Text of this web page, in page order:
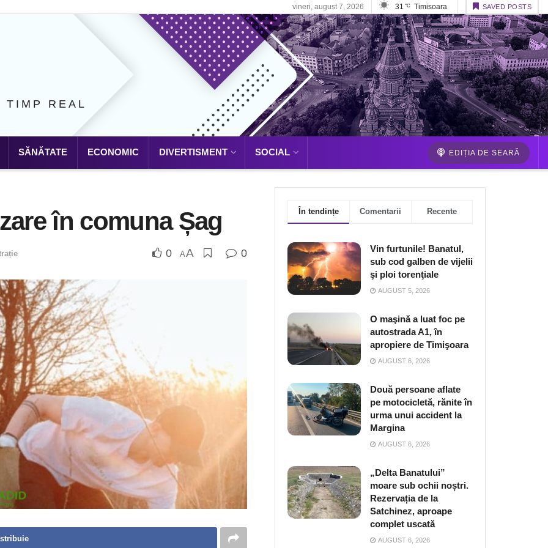
vineri, august 7, 2026 31 °C Timisoara SAVED POSTS
REAL
SĂNĂTATE ECONOMIC DIVERTISMENT SOCIAL EDIȚIA DE SEARĂ
în comuna Șag
0 AA 0
În tendințe Comentarii Recente
Vin furtunile! Banatul,
sub cod galben de vijelii
şi ploi torenţiale
AUGUST 5, 2026
O maşină a luat foc pe
autostrada A1, în
apropiere de Timişoara
AUGUST 6, 2026
Două persoane aflate
pe motocicletă, rănite în
urma unui accident la
Margina
AUGUST 6, 2026
„Delta Banatului”
moare sub ochii noștri.
Rezervația de la
Satchinez, aproape
complet uscată
AUGUST 6, 2026